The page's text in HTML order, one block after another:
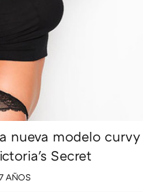
nueva modelo curvy
Secret
AÑOS